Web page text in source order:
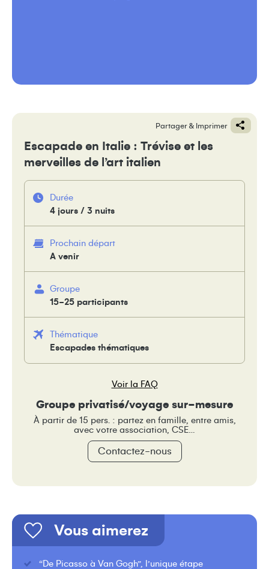
Partager & Imprimer
Escapade en Italie : Trévise et les
merveilles de l’art italien
Durée
4 jours / 3 nuits
Prochain départ
A venir
Groupe
15-25 participants
Thématique
Escapades thématiques
Voir la FAQ
Groupe privatisé/voyage sur-mesure
À partir de 15 pers. : partez en famille, entre amis,
avec votre association, CSE…
Contactez-nous
Vous aimerez
“De Picasso à Van Gogh”, l’unique étape